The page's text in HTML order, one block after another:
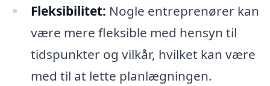
Fleksibilitet: Nogle entreprenører kan
være mere fleksible med hensyn til
tidspunkter og vilkår, hvilket kan være
med til at lette planlægningen.